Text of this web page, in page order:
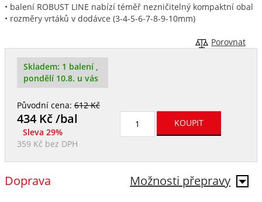
• balení ROBUST LINE nabízí téměř nezničitelný kompaktní obal
• rozměry vrtáků v dodávce (3-4-5-6-7-8-9-10mm)
Porovnat
Skladem: 1 balení ,
pondělí 10.8. u vás
Původní cena:612 Kč
434Kč /bal
Sleva 29%
359 Kč bez DPH
Možnosti přepravy
Doprava